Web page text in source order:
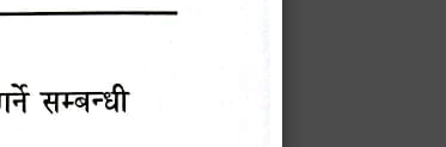
सविन न्यौपाने